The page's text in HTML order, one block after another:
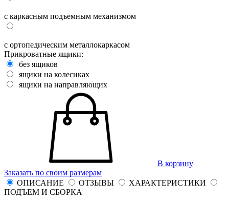
с каркасным подъемным механизмом
с ортопедическим металлокаркасом
Прикроватные ящики:
без ящиков
ящики на колесиках
ящики на направляющих
В корзину
Заказать по своим размерам
ОПИСАНИЕ
ОТЗЫВЫ
ХАРАКТЕРИСТИКИ
ПОДЪЕМ И СБОРКА